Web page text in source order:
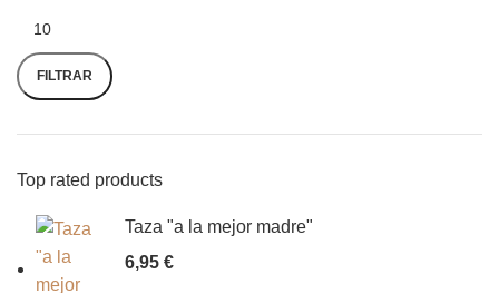
FILTRAR
Top rated products
Taza "a la mejor madre"
6,95 €